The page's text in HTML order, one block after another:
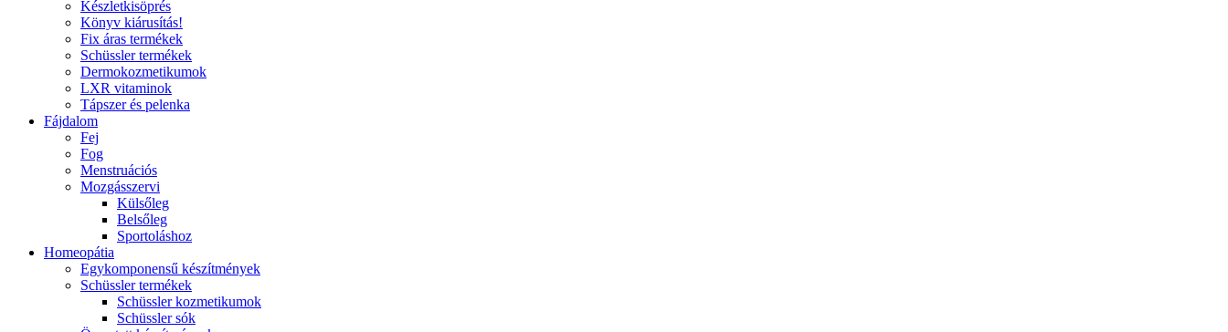
Készletkisöprés
Könyv kiárusítás!
Fix áras termékek
Schüssler termékek
Dermokozmetikumok
LXR vitaminok
Tápszer és pelenka
Fájdalom
Fej
Fog
Menstruációs
Mozgásszervi
Külsőleg
Belsőleg
Sportoláshoz
Homeopátia
Egykomponensű készítmények
Schüssler termékek
Schüssler kozmetikumok
Schüssler sók